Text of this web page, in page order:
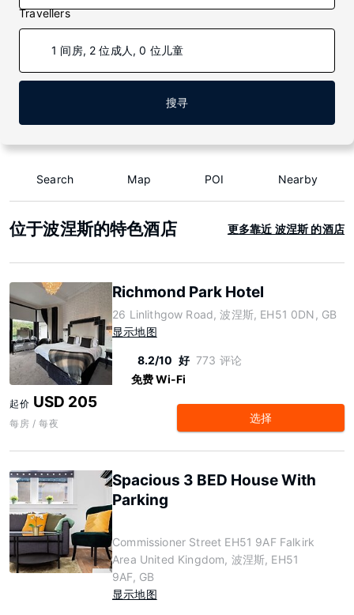
Travellers
1 间房, 2 位成人, 0 位儿童
搜寻
Search Map POI Nearby
位于波涅斯的特色酒店 更多靠近 波涅斯 的酒店
Richmond Park Hotel
26 Linlithgow Road, 波涅斯, EH51 0DN, GB
显示地图
8.2/10 好 773 评论
免费 Wi-Fi
起价 USD 205
每房 / 每夜 选择
Spacious 3 BED House With
Parking
Commissioner Street EH51 9AF Falkirk
Area United Kingdom, 波涅斯, EH51
9AF, GB
显示地图